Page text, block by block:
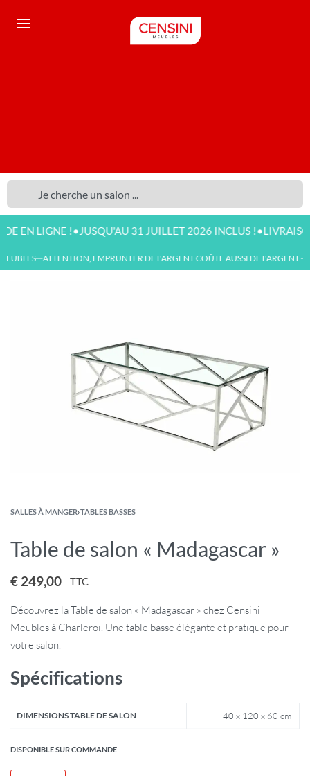
LIGNE !•JUSQU'AU 31 JUILLET 2026 INCLUS !•LIVRAISON
—ATTENTION, EMPRUNTER DE L'ARGENT COÛTE AUSSI DE L'ARGENT.—
SALLES À MANGER›TABLES BASSES
Table de salon « Madagascar »
€ 249,00 TTC
Découvrez la Table de salon « Madagascar » chez Censini
Meubles à Charleroi. Une table basse élégante et pratique pour
votre salon.
Spécifications
DIMENSIONS TABLE DE SALON 40 x 120 x 60 cm
DISPONIBLE SUR COMMANDE